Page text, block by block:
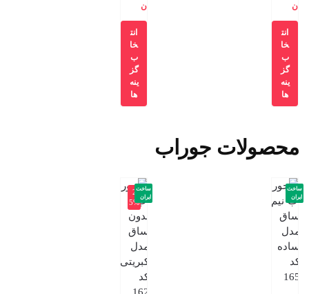
ن
انت
خا
ب
گز
ینه
ها
ن
انت
خا
ب
گز
ینه
ها
محصولات جوراب
ساخت
ایران
-2
5%
ساخت
ایران